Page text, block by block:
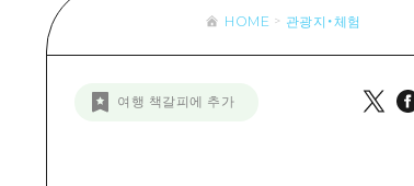
HOME 관광지・체험
여행 책갈피에 추가